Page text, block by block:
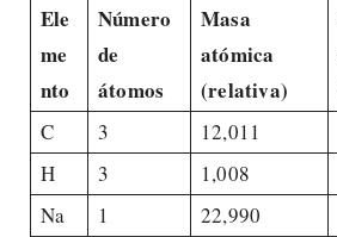
Ele
me
nto
Número
de
átomos
Masa
atómica
(relativa)
C 3
12,011
H
3
1,008
Na
1
22,990